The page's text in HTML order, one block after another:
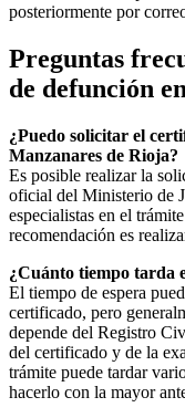
posteriormente por
Preguntas
de defunción en
¿Puedo solicitar el
Manzanares de Rioja?
Es posible realizar la
oficial del Ministerio de
especialistas en el
recomendación es
¿Cuánto tiempo tarda
El tiempo de espera
certificado, pero
depende del Registro
del certificado y de la
trámite puede tardar
hacerlo con la mayor